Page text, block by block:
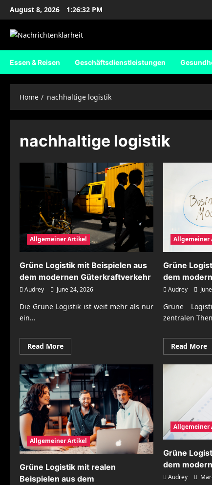
Skip
content
August 8, 2026 1:26:33 PM
Essen & Reisen Geschäftsdienstleistungen
Home nachhaltige logistik
nachhaltige logistik
Allgemeiner Artikel
Grüne Logistik mit Beispielen aus
dem modernen Güterkraftverkehr
Audrey June 24, 2026
Die Grüne Logistik ist weit mehr als nur
ein...
Read MoreRead
more
Grüne
Logistik
mit
Beispielen
aus
dem
modernen
Güterkraftverkehr
Allgemeiner
Grüne
dem
Audrey
Grüne
zentralen
Read More
Allgemeiner Artikel
Grüne Logistik mit realen
Beispielen aus dem
Allgemeiner
Grüne
dem
Audrey